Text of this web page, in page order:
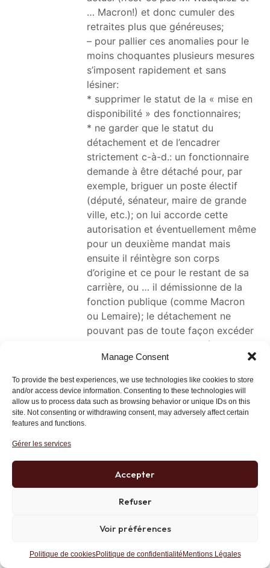
Manage Consent
To provide the best experiences, we use technologies like cookies to store
and/or access device information. Consenting to these technologies will
allow us to process data such as browsing behavior or unique IDs on this
site. Not consenting or withdrawing consent, may adversely affect certain
features and functions.
Gérer les services
Accepter
Refuser
Voir préférences
Politique de cookiesPolitique de confidentialité Mentions Légales
… Macron!) et donc cumuler des
retraites plus que généreuses;
– pour pallier ces anomalies pour le
moins choquantes plusieurs mesures
s’imposent rapidement et sans
lésiner:
* supprimer le statut de la « mise en
disponibilité » des fonctionnaires;
* ne garder que le statut du
détachement et de l’encadrer
strictement c-à-d.: un fonctionnaire
demande à être détaché pour, par
exemple, briguer un poste électif
(député, sénateur, maire de grande
ville, etc.); on lui accorde cette
autorisation et éventuellement même
pour un deuxième mandat mais
ensuite il réintègre son corps
d’origine et ce pour le restant de sa
carrière, ou … il démissionne de la
fonction publique (comme Macron
ou Lemaire); le détachement ne
pouvant pas de toute façon excéder
environ un quart de la durée d’une
vie active de fonctionnaire soit 40 à
45 ans;
– ayant été moi-même mis en
détachement dans une entreprise
privée je sais l’intérêt pour moi, mais
Airbus entre autre), de telles
expériences; le pantouflage devrait
donc non seulement être autorisé
mais même être encouragé mais
précédent!
Bref, il suffit d’un tout petit peu de